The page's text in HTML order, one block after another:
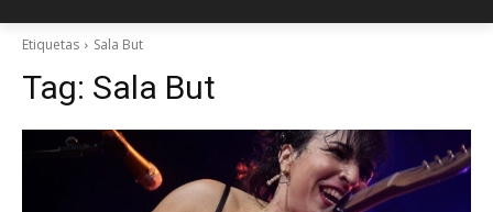
Etiquetas Sala But
Tag: Sala But